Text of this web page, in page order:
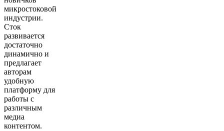
микростоковой
индустрии.
Сток
развивается
достаточно
динамично и
предлагает
авторам
удобную
платформу для
работы с
различным
медиа
контентом.